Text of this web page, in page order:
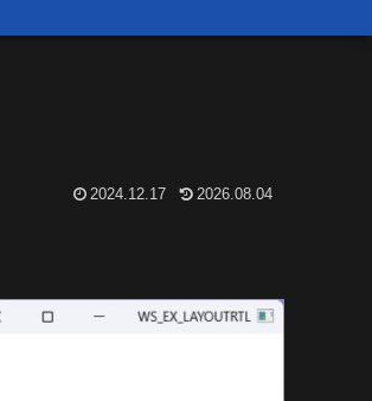
2024.12.17 2026.08.04